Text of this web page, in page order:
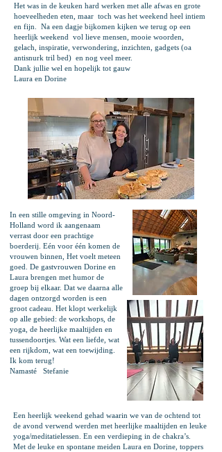
Het was in de keuken hard werken met alle afwas en grote
hoeveelheden eten, maar toch was het weekend heel intiem
en fijn. Na een dagje bijkomen kijken we terug op een
heerlijk weekend vol lieve mensen, mooie woorden,
gelach, inspiratie, verwondering, inzichten, gadgets (oa
antisnurk tril bed) en nog veel meer.
Dank jullie wel en hopelijk tot gauw
Laura en Dorine
In een stille omgeving in Noord-
Holland word ik aangenaam
verrast door een prachtige
boerderij. Eén voor één komen de
vrouwen binnen, Het voelt meteen
goed. De gastvrouwen Dorine en
Laura brengen met humor de
groep bij elkaar. Dat we daarna alle
dagen ontzorgd worden is een
groot cadeau. Het klopt werkelijk
op alle gebied: de workshops, de
yoga, de heerlijke maaltijden en
tussendoortjes. Wat een liefde, wat
een rijkdom, wat een toewijding.
Ik kom terug!
Namasté Stefanie
Een heerlijk weekend gehad waarin we van de ochtend tot
de avond verwend werden met heerlijke maaltijden en leuke
yoga/meditatielessen. En een verdieping in de chakra’s.
Met de leuke en spontane meiden Laura en Dorine, toppers